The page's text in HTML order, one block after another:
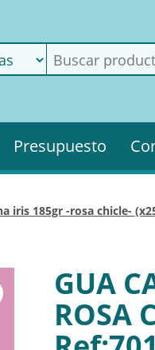
Presupuesto
iris 185gr -rosa chicle-
GUA
ROSA